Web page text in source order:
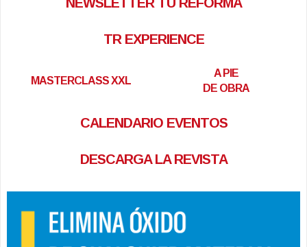
TR EXPERIENCE
MASTERCLASS XXL
A PIE
DE OBRA
CALENDARIO EVENTOS
DESCARGA LA REVISTA